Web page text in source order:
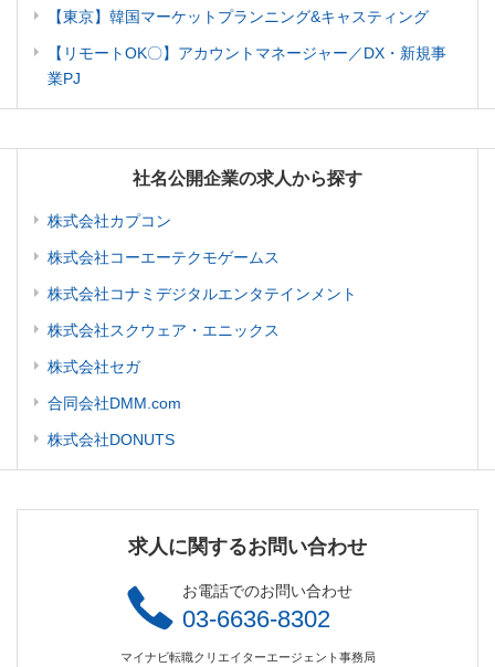
【東京】韓国マーケットプランニング&キャスティング
【リモートOK〇】アカウントマネージャー／DX・新規事
業PJ
社名公開企業の求人から探す
株式会社カプコン
株式会社コーエーテクモゲームス
株式会社コナミデジタルエンタテインメント
株式会社スクウェア・エニックス
株式会社セガ
合同会社DMM.com
株式会社DONUTS
求人に関するお問い合わせ
お電話でのお問い合わせ
03-6636-8302
マイナビ転職クリエイターエージェント事務局